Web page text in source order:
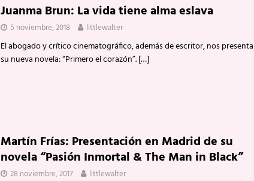
Juanma Brun: La vida tiene alma eslava
5 noviembre, 2018 littlewalter
El abogado y crítico cinematográfico, además de escritor, nos presenta
su nueva novela: “Primero el corazón”.[…]
Martín Frías: Presentación en Madrid de su
novela “Pasión Inmortal & The Man in Black”
28 noviembre, 2017 littlewalter